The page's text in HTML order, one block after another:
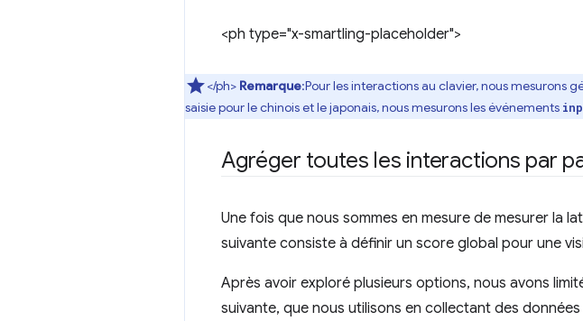
<ph type="x-smartling-placeholder">
</ph> Remarque:Pour les interactions au clavier, nous mesurons
saisie pour le chinois et le japonais, nous mesurons les événements
Agréger toutes les interactions par
Une fois que nous sommes en mesure de mesurer la
suivante consiste à définir un score global pour une
Après avoir exploré plusieurs options, nous avons
suivante, que nous utilisons en collectant des